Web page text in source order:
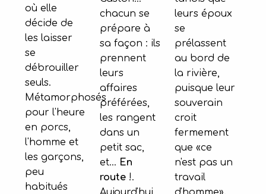
où elle
décide de
les laisser
se
débrouiller
seuls.
Métamorphosés
pour l'heure
en porcs,
l'homme et
les garçons,
peu
habitués
chacun se
prépare à
sa façon : ils
prennent
leurs
affaires
préférées,
les rangent
dans un
petit sac,
et... En
route !.
leurs époux
se
prélassent
au bord de
la rivière,
puisque leur
souverain
croit
fermement
que «ce
n'est pas un
travail